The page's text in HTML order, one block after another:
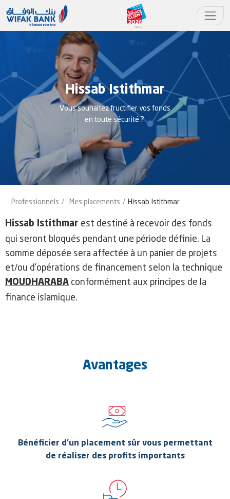
Hissab Istithmar
Vous souhaitez fructifier vos fonds
en toute sécurité ?
Professionnels Mes placements Hissab Istithmar
Hissab Istithmar est destiné à recevoir des fonds
qui seront bloqués pendant une période définie. La
somme déposée sera affectée à un panier de projets
et/ou d’opérations de financement selon la technique
MOUDHARABA conformément aux principes de la
finance islamique.
Avantages
Bénéficier d’un placement sûr vous permettant
de réaliser des profits importants